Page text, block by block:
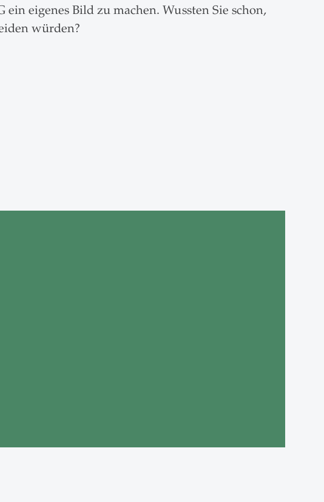
eigenes Bild zu machen. Wussten Sie schon,
würden?